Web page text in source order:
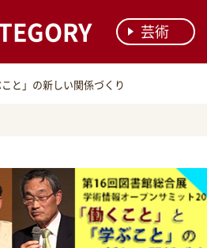
芸術
と」の新しい関係づくり